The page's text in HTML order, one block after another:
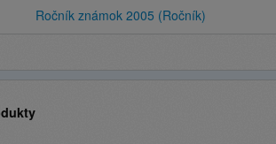
Ročník známok 2005 (Ročník)